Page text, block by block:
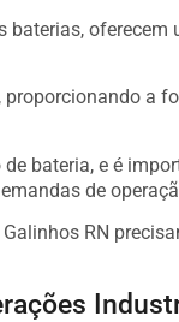
a
bateria, e é
de
RN